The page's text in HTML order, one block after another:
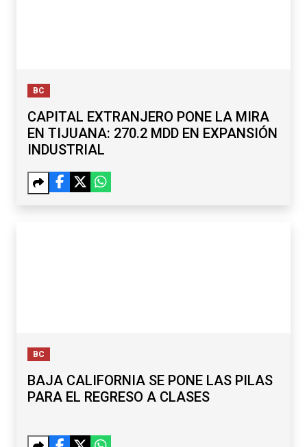
BC
CAPITAL EXTRANJERO PONE LA MIRA
EN TIJUANA: 270.2 MDD EN EXPANSIÓN
INDUSTRIAL
BC
BAJA CALIFORNIA SE PONE LAS PILAS
PARA EL REGRESO A CLASES